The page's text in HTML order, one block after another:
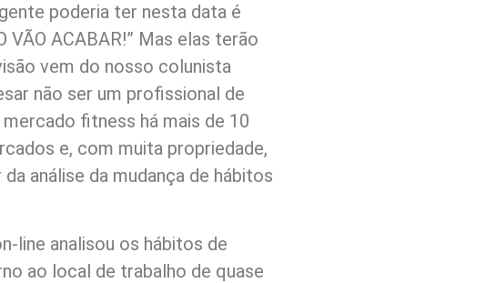
poderia ter nesta data é
VÃO ACABAR!” Mas elas terão
vem do nosso colunista
não ser um profissional de
fitness há mais de 10
e, com muita propriedade,
análise da mudança de hábitos
line analisou os hábitos de
ao local de trabalho de quase